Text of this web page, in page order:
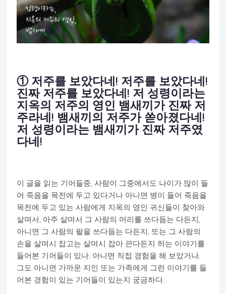
① 저주를 보았다네! 저주를 보았다네!
진짜 저주를 보았다네! 저 성령이라는
지옥의 저주의 영인 뱀새끼가 진짜 저
주라네! 뱀새끼의 저주가 쏟아졌다네!
저 성령이라는 뱀새끼가 진짜 저주였
다네!
이 글을 읽는 기어들중, 사람이 그중에서도 나이가 많이 들
어 죽음을 목전에 두고 있다거나 아니면 병이 들어 죽음을
목전에 두고 있는 사람에게 지옥의 영인 귀신들이 찾아와
살며서, 아주 살며서 그 사람의 머리를 쓰다듬는 다든지,
아니면 그 사람의 팔을 쓰다듬는 다든지, 또는 그 사람의
손을 살며시 잡고는 살며시 잡아 끈다든지 하는 이야기를
들어본 기어들이 있나. 아니면 직접 경험을 해 보았거나.
그도 아니면 가까운 지인 또는 가족에게 그런 이야기를 들
어본 경험이 있는 기어들이 있는지 궁금하다.